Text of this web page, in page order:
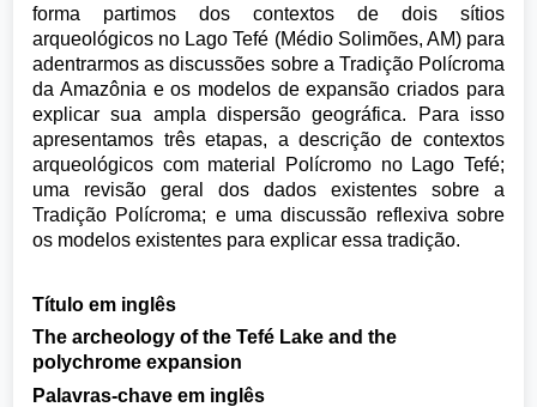
forma partimos dos contextos de dois sítios
arqueológicos no Lago Tefé (Médio Solimões, AM) para
adentrarmos as discussões sobre a Tradição Polícroma
da Amazônia e os modelos de expansão criados para
explicar sua ampla dispersão geográfica. Para isso
apresentamos três etapas, a descrição de contextos
arqueológicos com material Polícromo no Lago Tefé;
uma revisão geral dos dados existentes sobre a
Tradição Polícroma; e uma discussão reflexiva sobre
os modelos existentes para explicar essa tradição.
Título em inglês
The archeology of the Tefé Lake and the
polychrome expansion
Palavras-chave em inglês